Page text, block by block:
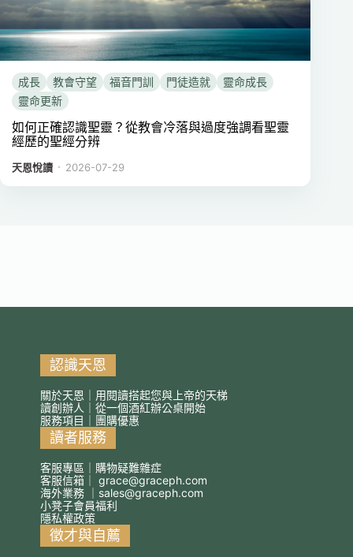
成長 教會守望 福音門訓 門徒造就
靈命成長
靈命更新
如何正確認識聖靈？從教會冷落與過度強調看聖靈
經歷的聖經分辨
天恩悅讀 ． 2026-07-29
認識天恩
關於天恩｜用閱讀搭起您與上帝的天梯
讀創辦人｜從一個酒紅辦公桌開始
服務項目｜團購優惠
讀者服務
客服專區｜購物疑難雜症
客服信箱｜ grace@graceph.com
海外業務 ｜ sales@graceph.com
小凳子會員福利
隱私權政策
徵才與自薦